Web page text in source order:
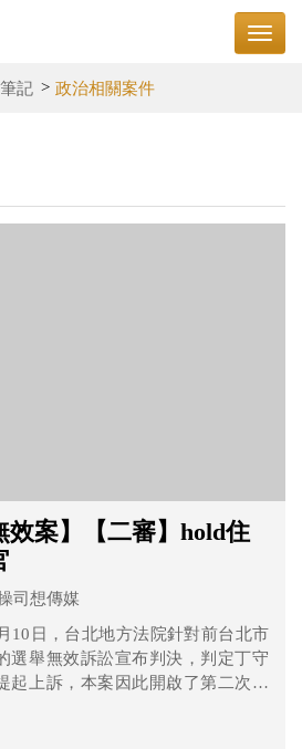
記 政治相關案件
效案】【二審】hold住
司想傳媒
10日，台北地方法院針對前台北市
選舉無效訴訟宣布判決，判定丁守
起上訴，本案因此開啟了第二次，
有機會翻盤呢？一起來觀察一下